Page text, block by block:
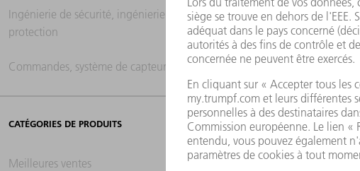
Ingénierie de sécurité, ingénierie de
protection
Commandes, système de capteurs
CATÉGORIES DE PRODUITS
Meilleures ventes